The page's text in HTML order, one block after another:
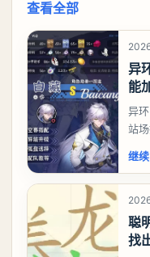
查看全部
异
能
异
站
有
考
继
聪
找